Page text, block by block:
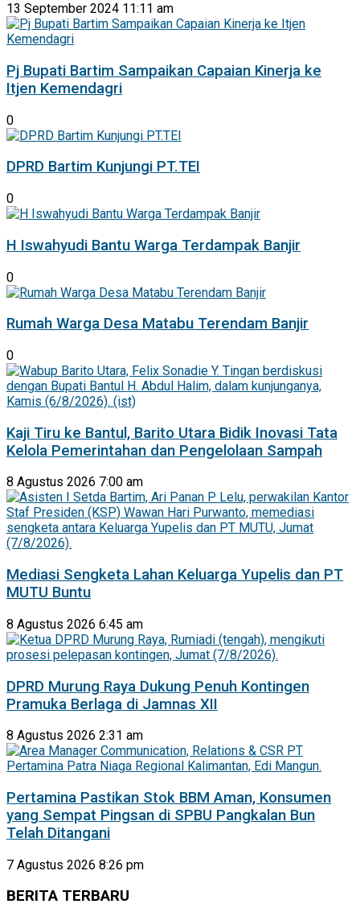
13 September 2024 11:11 am
Pj Bupati Bartim Sampaikan Capaian Kinerja ke
Itjen Kemendagri
0
DPRD Bartim Kunjungi PT.TEI
0
H Iswahyudi Bantu Warga Terdampak Banjir
0
Rumah Warga Desa Matabu Terendam Banjir
0
Kaji Tiru ke Bantul, Barito Utara Bidik Inovasi Tata
Kelola Pemerintahan dan Pengelolaan Sampah
8 Agustus 2026 7:00 am
Mediasi Sengketa Lahan Keluarga Yupelis dan PT
MUTU Buntu
8 Agustus 2026 6:45 am
DPRD Murung Raya Dukung Penuh Kontingen
Pramuka Berlaga di Jamnas XII
8 Agustus 2026 2:31 am
Pertamina Pastikan Stok BBM Aman, Konsumen
yang Sempat Pingsan di SPBU Pangkalan Bun
Telah Ditangani
7 Agustus 2026 8:26 pm
BERITA TERBARU